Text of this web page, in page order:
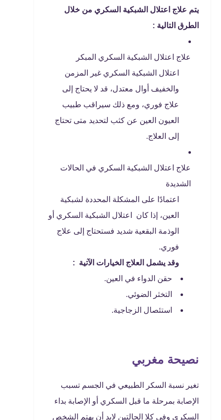
يتم علاج اعتلال الشبكية السكري من خلال
الطرق التالية :
علاج اعتلال الشبكية السكري المبكر
اعتلال الشبكية السكري غير المزمن
والخفيف أوال معتدل، قد لا يحتاج إلى
علاج فوري، ومع ذلك سيراقب طبيب
العيون العين عن كثب لتحديد متى تحتاج
إلى العلاج.
علاج اعتلال الشبكية السكري في الحالات
الشديدة
اعتمادًا على المشكلة المحددة لشبكية
العين، إذا كان اعتلال الشبكية السكري أو
الوذمة البقعية شديد فستحتاج إلى علاج
فوري.
وقد يشمل العلاج الخيارات الآتية :
حقن الدواء في العين.
التخثر الضوئي.
استئصال الزجاجية.
نصيحة مغربي
تغير نسبة السكر الطبيعي في الجسم تسبب
الإصابة بمرحلة ما قبل السكري أو الإصابة بداء
السكري وفي كلا الحالتين لابد أن يهتم الشخص